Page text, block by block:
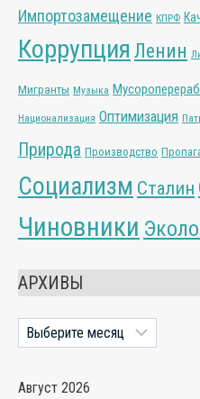
Импортозамещение КПРФ
Коррупция Ленин
Мигранты Музыка
Национализация Оптимизация
Природа Производство
Социализм Сталин
Чиновники
АРХИВЫ
Архивы
Август 2026